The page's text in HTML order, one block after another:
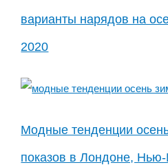
варианты нарядов на
2020
Модные тенденции
показов в Лондоне,